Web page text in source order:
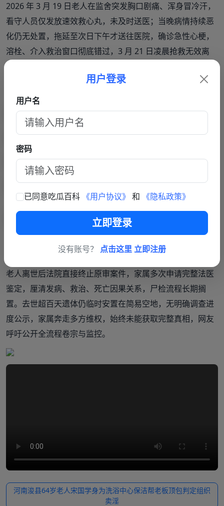
2026 年 3 月 19 日老人在监舍突发胸口剧痛、浑身冒冷汗，
看守人员仅发放速效救心丸，未及时送医；当晚病情持续恶
化仍无处置，拖延至次日下午才送往医院，确诊急性心梗，
溶栓、介入救治窗口彻底错过，3 月 21 日凌晨抢救无效离
撞，彩钢房墙体坍塌、冰棺破损，遗体遭到二次损毁。事发
后家属心生诸多疑虑，认为时间点太过巧合，要求彻查车祸
是否存在人为因素，可相关调查未有清晰结论
[说辞前后矛盾，回避核心疑点]
面对全网热议，浚县当地作出回应，仅称老人并非在看守所
宗证据，对顶罪质疑、延误送医、车祸巧合三大核心问题一
笔带过，无详实调查说明，含糊答复无法打消公众与家属的
老人离世后法院直接终止原审案件，家属多次申请完整法医
鉴定，厘清发病、救治、死亡因果关系，尸检流程长期搁
置。去世超百天遗体仍临时安置在简易空地，无明确调查进
度公示，家属奔走多方维权，始终未能获取完整真相，网友
呼吁公开全流程卷宗与监控。
河南浚县64岁老人宋国学身为洗浴中心保洁帮老板顶包判定组织
卖淫
用户登录
用户名
密码
已同意吃瓜百科 《用户协议》 和 《隐私政策》
立即登录
没有账号？ 点击这里 立即注册